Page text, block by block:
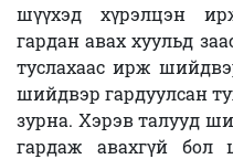
шүүхэд хүрэлцэн
гардан авах хуульд
туслахаас ирж
шийдвэр гардуулсан
зурна. Хэрэв талууд
гардаж авахгүй